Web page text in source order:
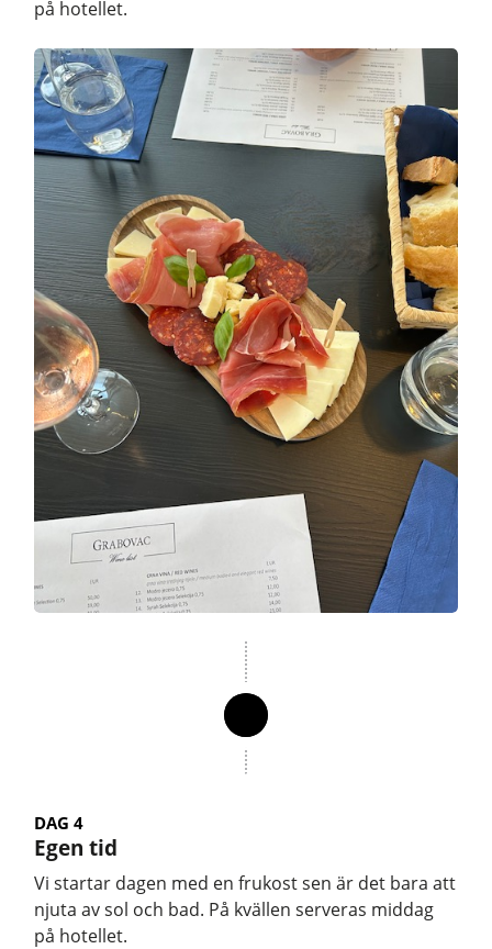
på hotellet.
DAG 4
Egen tid
Vi startar dagen med en frukost sen är det bara att
njuta av sol och bad. På kvällen serveras middag
på hotellet.